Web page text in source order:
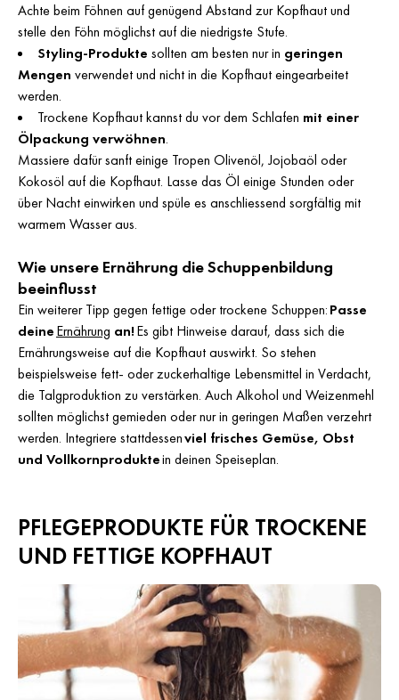
Achte beim Föhnen auf genügend Abstand zur Kopfhaut und
stelle den Föhn möglichst auf die niedrigste Stufe.
Styling-Produkte sollten am besten nur in geringen
Mengen verwendet und nicht in die Kopfhaut eingearbeitet
werden.
Trockene Kopfhaut kannst du vor dem Schlafen mit einer
Ölpackung verwöhnen.
Massiere dafür sanft einige Tropen Olivenöl, Jojobaöl oder
Kokosöl auf die Kopfhaut. Lasse das Öl einige Stunden oder
über Nacht einwirken und spüle es anschliessend sorgfältig mit
warmem Wasser aus.
Wie unsere Ernährung die Schuppenbildung
beeinflusst
Ein weiterer Tipp gegen fettige oder trockene Schuppen:Passe
deineErnährung an!Es gibt Hinweise darauf, dass sich die
Ernährungsweise auf die Kopfhaut auswirkt. So stehen
beispielsweise fett- oder zuckerhaltige Lebensmittel in Verdacht,
die Talgproduktion zu verstärken. Auch Alkohol und Weizenmehl
sollten möglichst gemieden oder nur in geringen Maßen verzehrt
werden. Integriere stattdessenviel frisches Gemüse, Obst
und Vollkornproduktein deinen Speiseplan.
PFLEGEPRODUKTE FÜR TROCKENE
UND FETTIGE KOPFHAUT